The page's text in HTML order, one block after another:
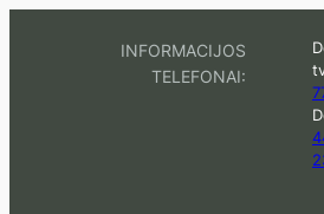
INFORMACIJOS
TELEFONAI: